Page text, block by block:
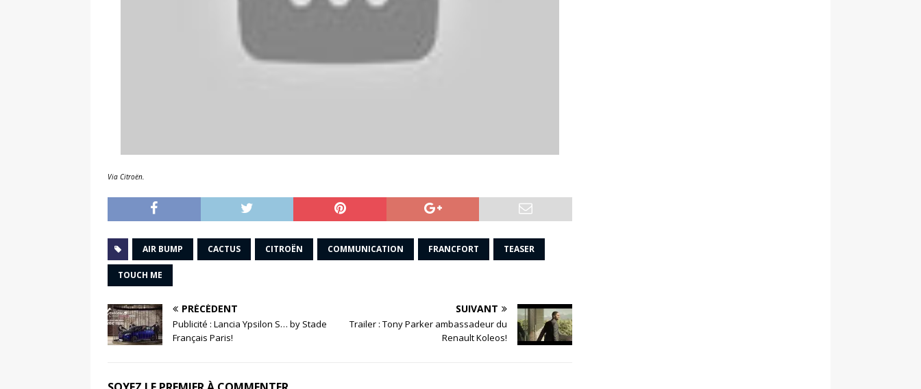
Via Citroën.
AIR BUMP CACTUS CITROËN COMMUNICATION FRANCFORT TEASER
TOUCH ME
PRÉCÉDENT
Publicité : Lancia Ypsilon S… by Stade
Français Paris!
SUIVANT
Trailer : Tony Parker ambassadeur du
Renault Koleos!